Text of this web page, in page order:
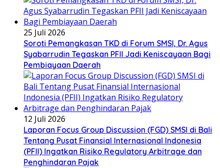
25 Juli 2026
Soroti Pemangkasan TKD di Forum SMSI, Dr. Agus
Syabarrudin Tegaskan PFII Jadi Keniscayaan Bagi
Pembiayaan Daerah
12 Juli 2026
Laporan Focus Group Discussion (FGD) SMSI di Bali
Tentang Pusat Finansial Internasional Indonesia
(PFII) Ingatkan Risiko Regulatory Arbitrage dan
Penghindaran Pajak